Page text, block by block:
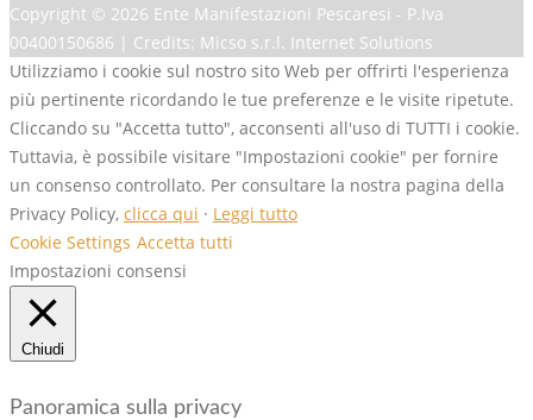
Copyright © 2026 Ente Manifestazioni Pescaresi - P.Iva
00400150686 | Credits: Micso s.r.l. Internet Solutions
Utilizziamo i cookie sul nostro sito Web per offrirti l'esperienza
più pertinente ricordando le tue preferenze e le visite ripetute.
Cliccando su "Accetta tutto", acconsenti all'uso di TUTTI i cookie.
Tuttavia, è possibile visitare "Impostazioni cookie" per fornire
un consenso controllato. Per consultare la nostra pagina della
Privacy Policy, clicca qui · Leggi tutto
Cookie Settings Accetta tutti
Impostazioni consensi
Chiudi
Panoramica sulla privacy